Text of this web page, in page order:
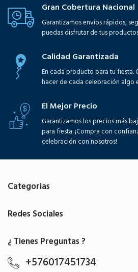
Gran Cobertura Nacional
Garantizamos envíos rápidos,
puedas disfrutar de tus
Calidad Garantizada
En cada producto para tu fiesta.
hacer de cada celebración algo
El Mejor Precio
Garantizamos los precios más
para fiesta. ¡Compra con
celebración con nosotros!
Categorias
Redes Sociales
¿ Tienes Preguntas ?
+576017451734